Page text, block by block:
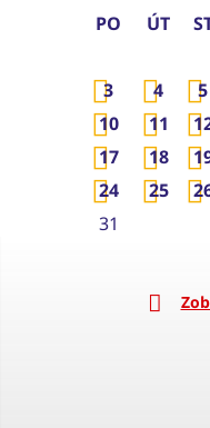
PO ÚT
3
4 5
10
11
17
18
24
25
31